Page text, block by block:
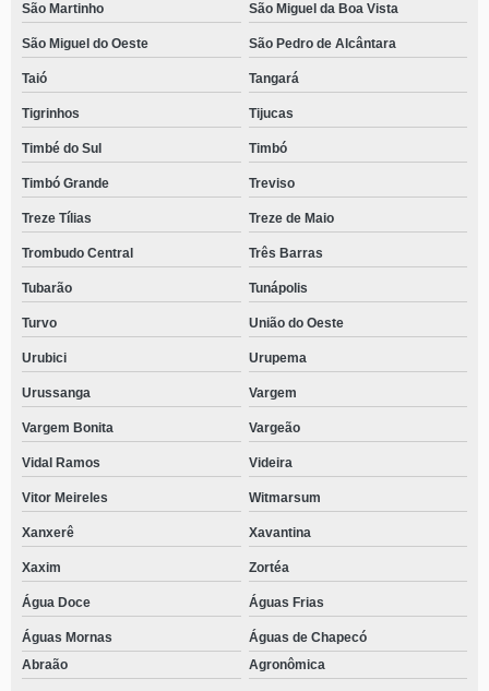
São Martinho São Miguel da Boa Vista
São Miguel do Oeste São Pedro de Alcântara
Taió Tangará
Tigrinhos Tijucas
Timbé do Sul Timbó
Timbó Grande Treviso
Treze Tílias Treze de Maio
Trombudo Central Três Barras
Tubarão Tunápolis
Turvo União do Oeste
Urubici Urupema
Urussanga Vargem
Vargem Bonita Vargeão
Vidal Ramos Videira
Vitor Meireles Witmarsum
Xanxerê Xavantina
Xaxim Zortéa
Água Doce Águas Frias
Águas Mornas
Águas de Chapecó
Abraão
Agronômica